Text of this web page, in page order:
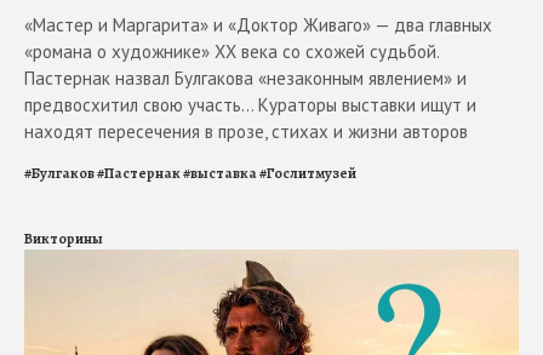
«Мастер и Маргарита» и «Доктор Живаго» — два главных
«романа о художнике» ХХ века со схожей судьбой.
Пастернак назвал Булгакова «незаконным явлением» и
предвосхитил свою участь... Кураторы выставки ищут и
находят пересечения в прозе, стихах и жизни авторов
#Булгаков#Пастернак#выставка#Гослитмузей
Викторины